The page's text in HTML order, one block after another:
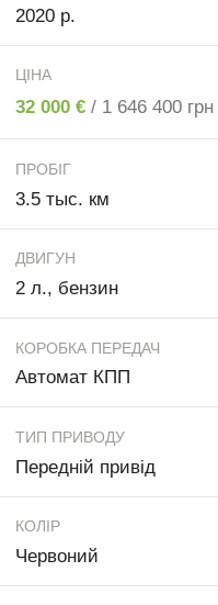
2020 р.
ЦІНА
32 000 € / 1 646 400 грн
ПРОБІГ
3.5 тыс. км
ДВИГУН
2 л., бензин
КОРОБКА ПЕРЕДАЧ
Автомат КПП
ТИП ПРИВОДУ
Передній привід
КОЛІР
Червоний